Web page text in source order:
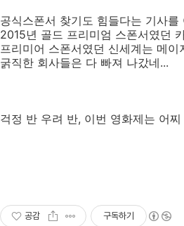
공식스폰서 찾기도 힘들다는 기사를
2015년 골드 프리미엄 스폰서였던
프리미어 스폰서였던 신세계는 메
굵직한 회사들은 다 빠져 나갔네...
걱정 반 우려 반, 이번 영화제는 어찌
공감 구독하기